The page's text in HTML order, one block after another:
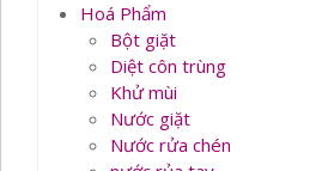
Hoá Phẩm
Bột giặt
Diệt côn trùng
Khử mùi
Nước giặt
Nước rửa chén